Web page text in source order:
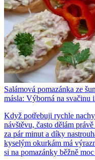
Salámová pomazánka ze
másla: Výborná na svačinu
Když potřebuji rychle
návštěvu, často dělám
za pár minut a díky
kyselým okurkám má
si na pomazánky běžně